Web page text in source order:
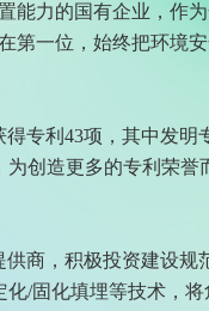
能力的国有企业，作
第一位，始终把环境
专利43项，其中发
创造更多的专利荣
商，积极投资建设
/固化填埋等技术，